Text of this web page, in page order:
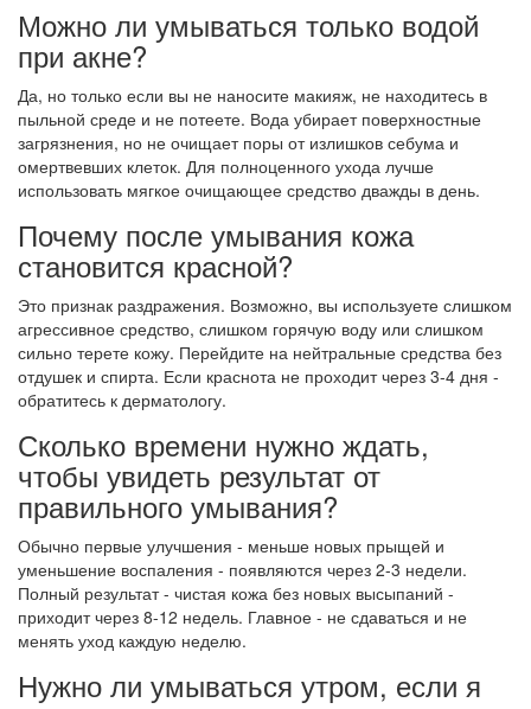
Можно ли умываться только водой
при акне?
Да, но только если вы не наносите макияж, не находитесь в
пыльной среде и не потеете. Вода убирает поверхностные
загрязнения, но не очищает поры от излишков себума и
омертвевших клеток. Для полноценного ухода лучше
использовать мягкое очищающее средство дважды в день.
Почему после умывания кожа
становится красной?
Это признак раздражения. Возможно, вы используете слишком
агрессивное средство, слишком горячую воду или слишком
сильно терете кожу. Перейдите на нейтральные средства без
отдушек и спирта. Если краснота не проходит через 3-4 дня -
обратитесь к дерматологу.
Сколько времени нужно ждать,
чтобы увидеть результат от
правильного умывания?
Обычно первые улучшения - меньше новых прыщей и
уменьшение воспаления - появляются через 2-3 недели.
Полный результат - чистая кожа без новых высыпаний -
приходит через 8-12 недель. Главное - не сдаваться и не
менять уход каждую неделю.
Нужно ли умываться утром, если я